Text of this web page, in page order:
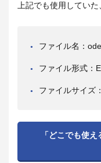
上記でも使用してい
ファイル名：
ファイル形式：
ファイル
「どこでも使